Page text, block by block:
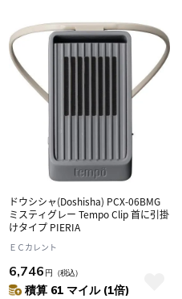
ドウシシャ(Doshisha) PCX-06BMG
ミスティグレー Tempo Clip 首に引掛
けタイプ PIERIA
ＥＣカレント
6,746 円 （税込）
積算 61 マイル (1倍)